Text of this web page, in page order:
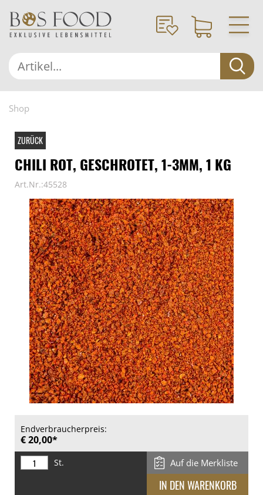
Shop
ZURÜCK
CHILI ROT, GESCHROTET, 1-3MM, 1 KG
Art.Nr.:45528
Endverbraucherpreis:
€ 20,00*
St. Auf die Merkliste